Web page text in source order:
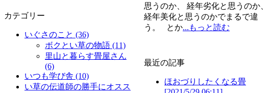
思うのか、 経年劣化と思うのか、
経年美化と思うのかでまるで違
う。 とか...もっと読む
カテゴリー
いぐさのこと (36)
ボクとい草の物語 (11)
里山と暮らす畳屋さん
(6)
いつも学び舎 (10)
い草の伝道師の勝手にオスス
最近の記事
ほおづりしたくなる畳